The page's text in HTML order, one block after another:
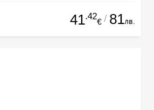
41.42
€ / 81лв.